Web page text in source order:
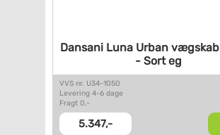
Dansani Luna Urban vægskab
- Sort eg
VVS nr. U34-1050
Levering 4-6 dage
Fragt 0,-
5.347,-